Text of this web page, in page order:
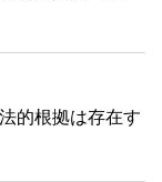
的根拠は存在す